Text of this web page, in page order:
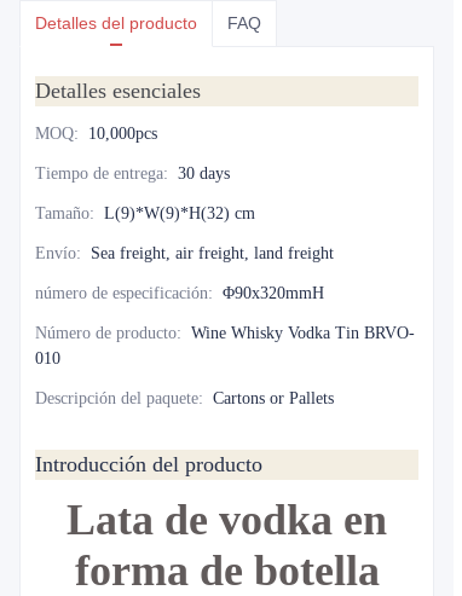
Detalles del producto FAQ
Detalles esenciales
MOQ: 10,000pcs
Tiempo de entrega: 30 days
Tamaño: L(9)*W(9)*H(32) cm
Envío: Sea freight, air freight, land freight
número de especificación: Φ90x320mmH
Número de producto: Wine Whisky Vodka Tin BRVO-
010
Descripción del paquete: Cartons or Pallets
Introducción del producto
Lata de vodka en
forma de botella